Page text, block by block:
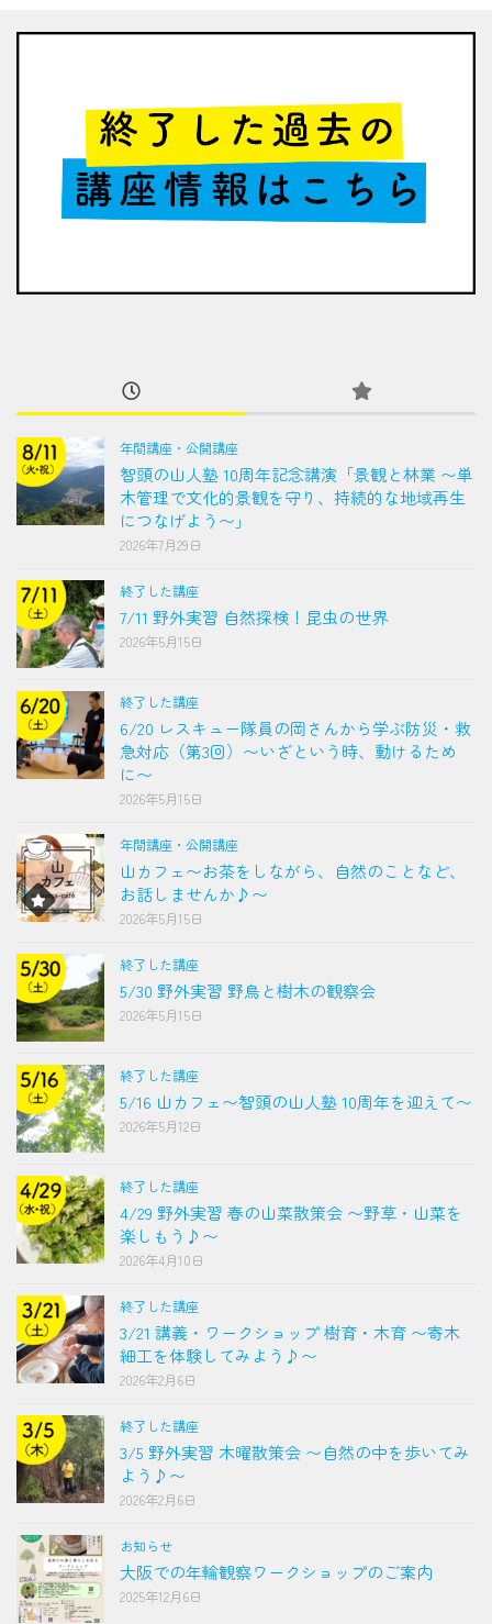
年間講座・公開講座
智頭の山人塾 10周年記念講演「景観と林業 〜単
木管理で文化的景観を守り、持続的な地域再生
につなげよう〜」
2026年7月29日
終了した講座
7/11 野外実習 自然探検！昆虫の世界
2026年5月15日
終了した講座
6/20 レスキュー隊員の岡さんから学ぶ防災・救
急対応（第3回）〜いざという時、動けるため
に〜
2026年5月15日
年間講座・公開講座
山カフェ〜お茶をしながら、自然のことなど、
お話しませんか♪〜
2026年5月15日
終了した講座
5/30 野外実習 野鳥と樹木の観察会
2026年5月15日
終了した講座
5/16 山カフェ〜智頭の山人塾 10周年を迎えて〜
2026年5月12日
終了した講座
4/29 野外実習 春の山菜散策会 〜野草・山菜を
楽しもう♪〜
2026年4月10日
終了した講座
3/21 講義・ワークショップ 樹育・木育 〜寄木
細工を体験してみよう♪〜
2026年2月6日
終了した講座
3/5 野外実習 木曜散策会 〜自然の中を歩いてみ
よう♪〜
2026年2月6日
お知らせ
大阪での年輪観察ワークショップのご案内
2025年12月6日